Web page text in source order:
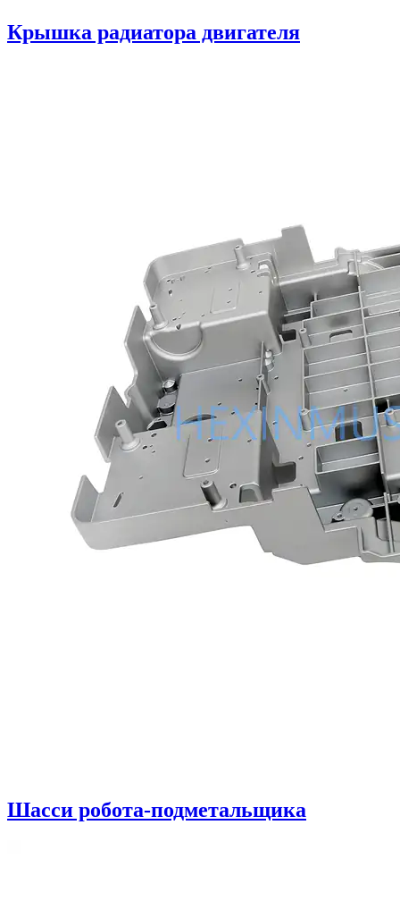
Крышка радиатора двигателя
Шасси робота-подметальщика